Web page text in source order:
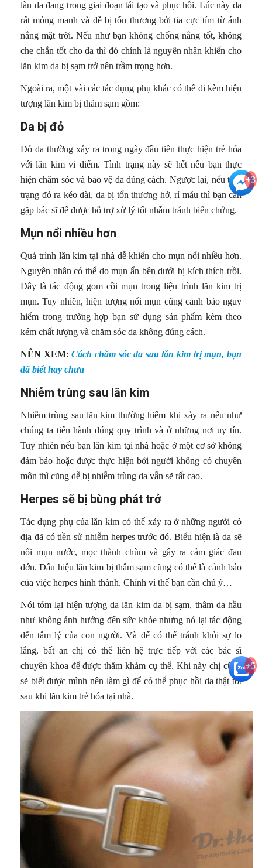
làn da đang trong giai đoạn tái tạo và phục hồi. Lúc này da
rất mỏng manh và dễ bị tổn thương bởi tia cực tím từ ánh
nắng mặt trời. Nếu như bạn không chống nắng tốt, không
che chắn tốt cho da thì đó chính là nguyên nhân khiến cho
lăn kim da bị sạm trở nên trầm trọng hơn.
Ngoài ra, một vài các tác dụng phụ khác có thể đi kèm hiện
tượng lăn kim bị thâm sạm gồm:
Da bị đỏ
Đỏ da thường xảy ra trong ngày đầu tiên thực hiện trẻ hóa
với lăn kim vi điểm. Tình trạng này sẽ hết nếu bạn thực
hiện chăm sóc và bảo vệ da đúng cách. Ngược lại, nếu tình
trạng đỏ ra kéo dài, da bị tổn thương hở, rỉ máu thì bạn cần
gặp bác sĩ để được hỗ trợ xử lý tốt nhằm tránh biến chứng.
Mụn nổi nhiều hơn
Quá trình lăn kim tại nhà dễ khiến cho mụn nổi nhiều hơn.
Nguyên nhân có thể do mụn ẩn bên dưới bị kích thích trồi.
Đây là tác động gom cồi mụn trong liệu trình lăn kim trị
mụn. Tuy nhiên, hiện tượng nổi mụn cũng cảnh báo nguy
hiểm trong trường hợp bạn sử dụng sản phẩm kèm theo
kém chất lượng và chăm sóc da không đúng cách.
NÊN XEM:Cách chăm sóc da sau lăn kim trị mụn, bạn
đã biết hay chưa
Nhiễm trùng sau lăn kim
Nhiễm trùng sau lăn kim thường hiếm khi xảy ra nếu như
chúng ta tiến hành đúng quy trình và ở những nơi uy tín.
Tuy nhiên nếu bạn lăn kim tại nhà hoặc ở một cơ sở không
đảm bảo hoặc được thực hiện bởi người không có chuyên
môn thì cũng dễ bị nhiễm trùng da vẫn sẽ rất cao.
Herpes sẽ bị bùng phát trở
Tác dụng phụ của lăn kim có thể xảy ra ở những người có
địa đã có tiền sử nhiễm herpes trước đó. Biểu hiện là da sẽ
nổi mụn nước, mọc thành chùm và gây ra cảm giác đau
đớn. Dấu hiệu lăn kim bị thâm sạm cũng có thể là cảnh báo
của việc herpes hình thành. Chính vì thế bạn cần chú ý…
Nói tóm lại hiện tượng da lăn kim da bị sạm, thâm da hầu
như không ảnh hưởng đến sức khỏe nhưng nó lại tác động
đến tâm lý của con người. Và để có thể tránh khỏi sự lo
lắng, bất an chị có thể liên hệ trực tiếp với các bác sĩ
chuyên khoa để được thăm khám cụ thể. Khi này chị cũng
sẽ biết được mình nên làm gì để có thể phục hồi da thật tốt
sau khi lăn kim trẻ hóa tại nhà.
+3
+5